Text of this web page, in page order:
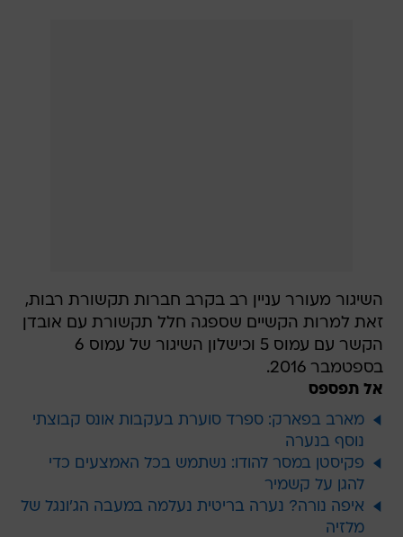
השיגור מעורר עניין רב בקרב חברות תקשורת רבות,
זאת למרות הקשיים שספגה חלל תקשורת עם אובדן
הקשר עם עמוס 5 וכישלון השיגור של עמוס 6
בספטמבר 2016.
אל תפספס
מארב בפארק: ספרד סוערת בעקבות אונס קבוצתי
נוסף בנערה
פקיסטן במסר להודו: נשתמש בכל האמצעים כדי
להגן על קשמיר
איפה נורה? נערה בריטית נעלמה במעבה הג'ונגל של
מלזיה